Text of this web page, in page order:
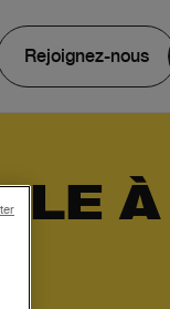
Rejoignez-nous
À